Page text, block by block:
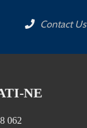
Contact Us
NE
062